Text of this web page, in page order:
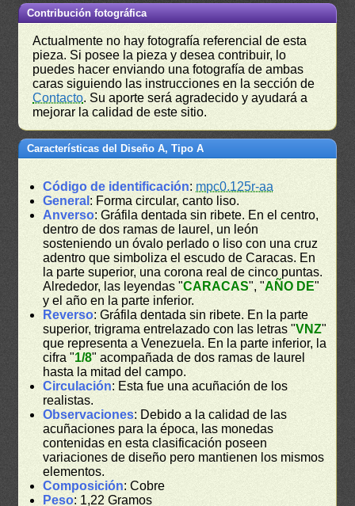
Contribución fotográfica
Actualmente no hay fotografía referencial de esta
pieza. Si posee la pieza y desea contribuir, lo
puedes hacer enviando una fotografía de ambas
caras siguiendo las instrucciones en la sección de
Contacto. Su aporte será agradecido y ayudará a
mejorar la calidad de este sitio.
Características del Diseño A, Tipo A
Código de identificación: mpc0.125r-aa
General : Forma circular, canto liso.
Anverso: Gráfila dentada sin ribete. En el centro,
dentro de dos ramas de laurel, un león
sosteniendo un óvalo perlado o liso con una cruz
adentro que simboliza el escudo de Caracas. En
la parte superior, una corona real de cinco puntas.
Alrededor, las leyendas "CARACAS", "AÑO DE"
y el año en la parte inferior.
Reverso: Gráfila dentada sin ribete. En la parte
superior, trigrama entrelazado con las letras "VNZ"
que representa a Venezuela. En la parte inferior, la
cifra "1/8" acompañada de dos ramas de laurel
hasta la mitad del campo.
Circulación: Esta fue una acuñación de los
realistas.
Observaciones: Debido a la calidad de las
acuñaciones para la época, las monedas
contenidas en esta clasificación poseen
variaciones de diseño pero mantienen los mismos
elementos.
Composición: Cobre
Peso: 1,22 Gramos